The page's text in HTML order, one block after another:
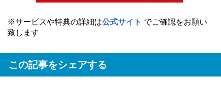
※サービスや特典の詳細は公式サイト でご確認をお願い
致します
この記事をシェアする